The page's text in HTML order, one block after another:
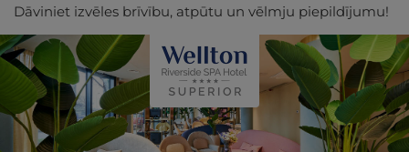
Dāviniet izvēles brīvību, atpūtu un vēlmju piepildījumu!